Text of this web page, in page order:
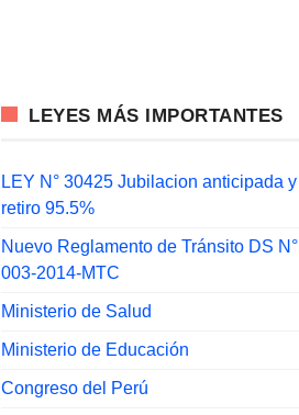
LEYES MÁS IMPORTANTES
LEY N° 30425 Jubilacion anticipada y
retiro 95.5%
Nuevo Reglamento de Tránsito DS N°
003-2014-MTC
Ministerio de Salud
Ministerio de Educación
Congreso del Perú